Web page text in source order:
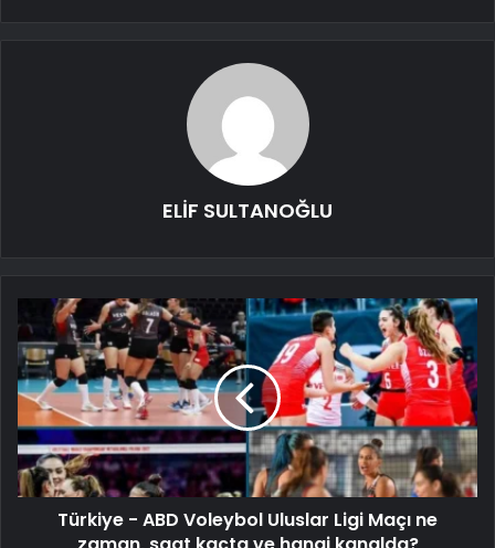
ELİF SULTANOĞLU
Türkiye - ABD Voleybol Uluslar Ligi Maçı ne